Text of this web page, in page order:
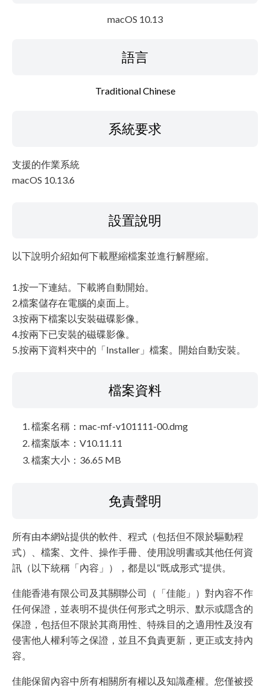
macOS 10.13
語言
Traditional Chinese
系統要求
支援的作業系統
macOS 10.13.6
設置說明
以下說明介紹如何下載壓縮檔案並進行解壓縮。
1.按一下連結。下載將自動開始。
2.檔案儲存在電腦的桌面上。
3.按兩下檔案以安裝磁碟影像。
4.按兩下已安裝的磁碟影像。
5.按兩下資料夾中的「Installer」檔案。開始自動安裝。
檔案資料
檔案名稱：mac-mf-v101111-00.dmg
檔案版本：V10.11.11
檔案大小：36.65 MB
免責聲明
所有由本網站提供的軟件、程式（包括但不限於驅動程
式）、檔案、文件、操作手冊、使用說明書或其他任何資
訊（以下統稱「內容」），都是以“既成形式”提供。
佳能香港有限公司及其關聯公司（「佳能」）對內容不作
任何保證，並表明不提供任何形式之明示、默示或隱含的
保證，包括但不限於其商用性、特殊目的之適用性及沒有
侵害他人權利等之保證，並且不負責更新，更正或支持內
容。
佳能保留內容中所有相關所有權以及知識產權。您僅被授